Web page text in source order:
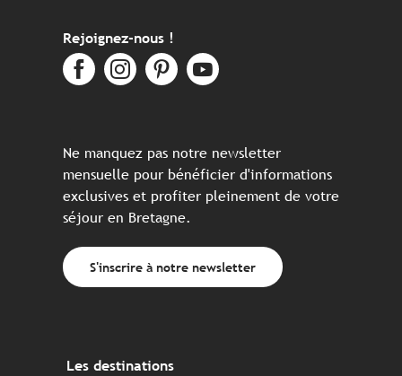
Rejoignez-nous !
Ne manquez pas notre newsletter
mensuelle pour bénéficier d'informations
exclusives et profiter pleinement de votre
séjour en Bretagne.
S'inscrire à notre newsletter
Les destinations